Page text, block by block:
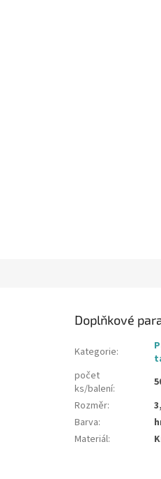
Doplňkové
Kategorie:
počet
ks/balení:
Rozměr:
Barva:
Materiál: